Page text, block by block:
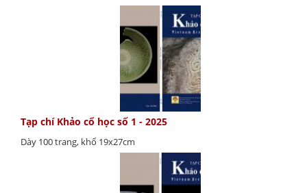
Tạp chí Khảo cổ học số 1 - 2025
Dày 100 trang, khổ 19x27cm